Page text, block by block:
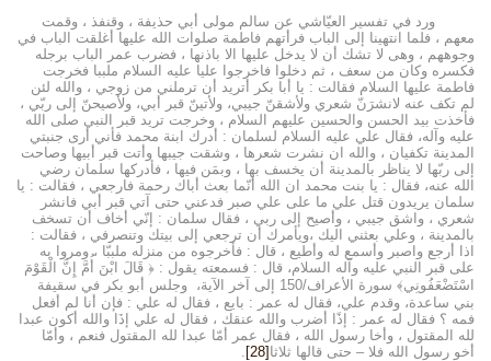
ورد في تفسير العيّاشي عن سالم مولى أبي حذيفة ، وقنفذ ، وقمت
معهم ، فلما انتهينا إلى الباب فرأتهم فاطمة صلوات الله عليها أغلقت الباب في
وجوههم ، وهى لا تشك أن لا يدخل عليها الا باذنها ، فضرب عمر الباب برجله
فكسره وكان من سعف ، ثم دخلوا فاخرجوا عليا عليه السلام ملببا فخرجت
فاطمة عليها السلام فقالت : يا أبا بكر أتريد أن ترملني من زوجي ، والله لئن
لم تكف عنه لانشرَنّ شعري ولأشقنّ جيبي، ولأتينّ قبر أبي، ولأصيحنّ إلى ربّي ،
فأخذت بيد الحسن والحسين عليهم السلام ، وخرجت تريد قبر النبي صلى الله
عليه وآله، فقال علي عليه السلام لسلمان : أدرك ابنة محمد فأني أرى جنبتي
المدينة تكفيان ، والله ان نشرت شعرها ، وشقت جيبها وأتت قبر أبيها وصاحت
إلى ربّها لا يناظر بالمدينة أن يخسف بها ، وبمَن فيها ، فأدركها سلمان رضي
الله عنه، فقال : يا بنت محمد ان الله أنّما بعث أباك رحمة فارجعي ، فقالت : يا
سلمان يريدون قتل علي ما على علي صبر فدعني حتى آتي قبر أبي فانشر
شعري ، واشق جيبي ، وأصيح إلى ربي ، فقال سلمان : إنّي أخاف أن تسخف
بالمدينة ، وعلي بعثني اليك ،ويأمرك أن ترجعي إلى بيتك وتنصرفي ، فقالت :
اذا أرجع واصبر وأسمع له وأطيع ، قال : فأخرجوه من منزله ملببّا ، ومروا به
على قبر النبي عليه وآله السلام، قال : فسمعته يقول : ﴿ قَالَ ابْنَ أُمَّ إِنَّ الْقَوْمَ
اسْتَضْعَفُونِي﴾ سورة الأعراف/150 إلى آخر الآية، وجلس أبو بكر في سقيفة
بني ساعدة، وقدم علي، فقال له عمر : بايع ، فقال له علي : فإن أنا لم أفعل
فمه ؟ فقال له عمر : إذًا أضرب والله عنقك ، فقال له علي إذَا والله أكون عبدا
لله المقتول ، وأخا رسول الله ، فقال عمر أمّا عبدا لله المقتول فنعم ، وأمّا
أخو رسول الله فلا – حتى قالها ثلاثا[28]